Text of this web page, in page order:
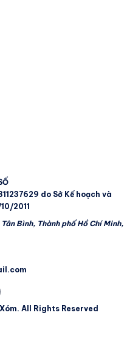
do Sở Kế hoạch và
2011
Bình, Thành phố Hồ Chí Minh,
All Rights Reserved